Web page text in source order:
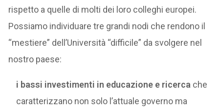
rispetto a quelle di molti dei loro colleghi europei.
Possiamo individuare tre grandi nodi che rendono il
“mestiere” dell’Università “difficile” da svolgere nel
nostro paese:
i bassi investimenti in educazione e ricerca che
caratterizzano non solo l’attuale governo ma